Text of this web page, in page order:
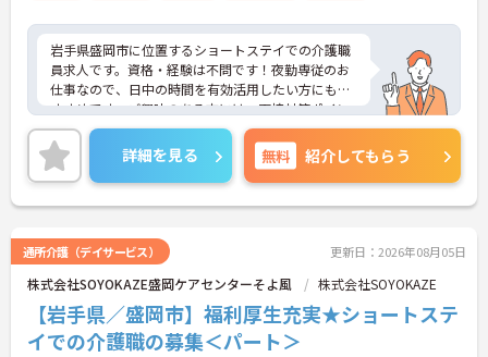
岩手県盛岡市に位置するショートステイでの介護職
員求人です。資格・経験は不問です！夜勤専従のお
仕事なので、日中の時間を有効活用したい方にもお
すすめです。ご興味のある方には、面接対策ポイン
ト等、さらに詳細をお話ししますのでお気軽にご相
談ください！詳細を見る 無料 紹介してもらう
通所介護（デイサービス） 更新日：2026年08月05日
株式会社SOYOKAZE盛岡ケアセンターそよ風 株式会社SOYOKAZE
【岩手県／盛岡市】福利厚生充実★ショートステ
イでの介護職の募集＜パート＞